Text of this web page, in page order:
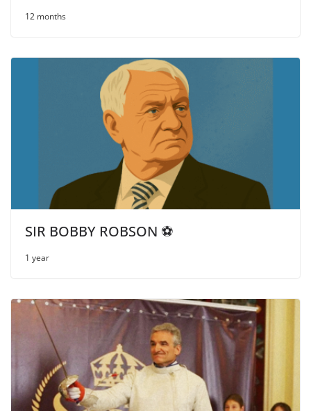
12 months
SIR BOBBY ROBSON ⚽
1 year